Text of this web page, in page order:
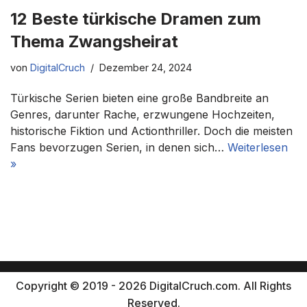
12 Beste türkische Dramen zum
Thema Zwangsheirat
von DigitalCruch Dezember 24, 2024
Türkische Serien bieten eine große Bandbreite an
Genres, darunter Rache, erzwungene Hochzeiten,
historische Fiktion und Actionthriller. Doch die meisten
Fans bevorzugen Serien, in denen sich… Weiterlesen
»
Copyright © 2019 - 2026 DigitalCruch.com. All Rights
Reserved.